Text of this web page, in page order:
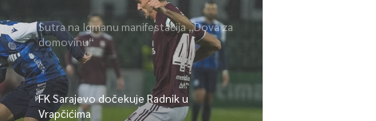
Sutra na Igmanu manifestacija „Dova za
domovinu“
FK Sarajevo dočekuje Radnik u
Vrapčićima